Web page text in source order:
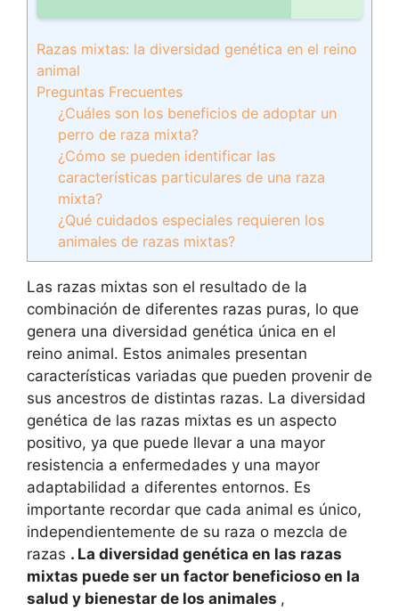
Razas mixtas: la diversidad genética en el reino
animal
Preguntas Frecuentes
¿Cuáles son los beneficios de adoptar un
perro de raza mixta?
¿Cómo se pueden identificar las
características particulares de una raza
mixta?
¿Qué cuidados especiales requieren los
animales de razas mixtas?
Las razas mixtas son el resultado de la
combinación de diferentes razas puras, lo que
genera una diversidad genética única en el
reino animal. Estos animales presentan
características variadas que pueden provenir de
sus ancestros de distintas razas. La diversidad
genética de las razas mixtas es un aspecto
positivo, ya que puede llevar a una mayor
resistencia a enfermedades y una mayor
adaptabilidad a diferentes entornos. Es
importante recordar que cada animal es único,
independientemente de su raza o mezcla de
razas . La diversidad genética en las razas
mixtas puede ser un factor beneficioso en la
salud y bienestar de los animales ,